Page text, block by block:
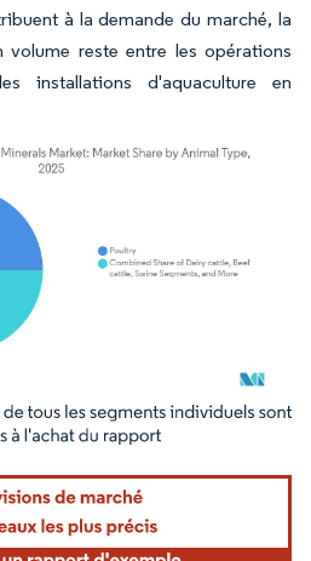
à la demande du marché, la
volume reste entre les opérations
installations d'aquaculture en
nécessite une attribution sous CC BY